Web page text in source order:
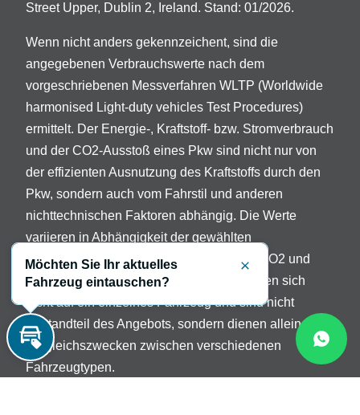
Street Upper, Dublin 2, Ireland. Stand: 01/2026.
Wenn nicht anders gekennzeichent, sind die
angegebenen Verbrauchswerte nach dem
vorgeschriebenen Messverfahren WLTP (Worldwide
harmonised Light-duty vehicles Test Procedures)
ermittelt. Der Energie-, Kraftstoff- bzw. Stromverbrauch
und der CO2-Ausstoß eines Pkw sind nicht nur von
der effizienten Ausnutzung des Kraftstoffs durch den
Pkw, sondern auch vom Fahrstil und anderen
nichttechnischen Faktoren abhängig. Die Werte
variieren in Abhängigkeit der gewählten
Sonderausstattungen. Beschreibung der CO2 und
Verbrauchsangaben: Die Angaben beziehen sich
nicht auf ein einzelnes Fahrzeug und sind nicht
Bestandteil des Angebots, sondern dienen allein
Vergleichszwecken zwischen verschiedenen
Fahrzeugtypen.
Inzahlungnahme
Möchten Sie Ihr aktuelles
Fahrzeug eintauschen?
Schließen